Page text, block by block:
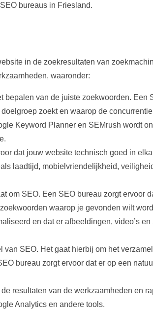
bureaus in Friesland.
in de zoekresultaten van
waaronder:
bepalen van de juiste zoekwoorden. Een
zoekt en waarop de
Keyword Planner en SEMrush wordt
dat jouw website technisch goed in
laadtijd, mobielvriendelijkheid,
om SEO. Een SEO bureau zorgt ervoor
waarop je gevonden wilt
en dat er afbeeldingen, video’s en
van SEO. Het gaat hierbij om het
bureau zorgt ervoor dat er op een
resultaten van de werkzaamheden en
Analytics en andere tools.